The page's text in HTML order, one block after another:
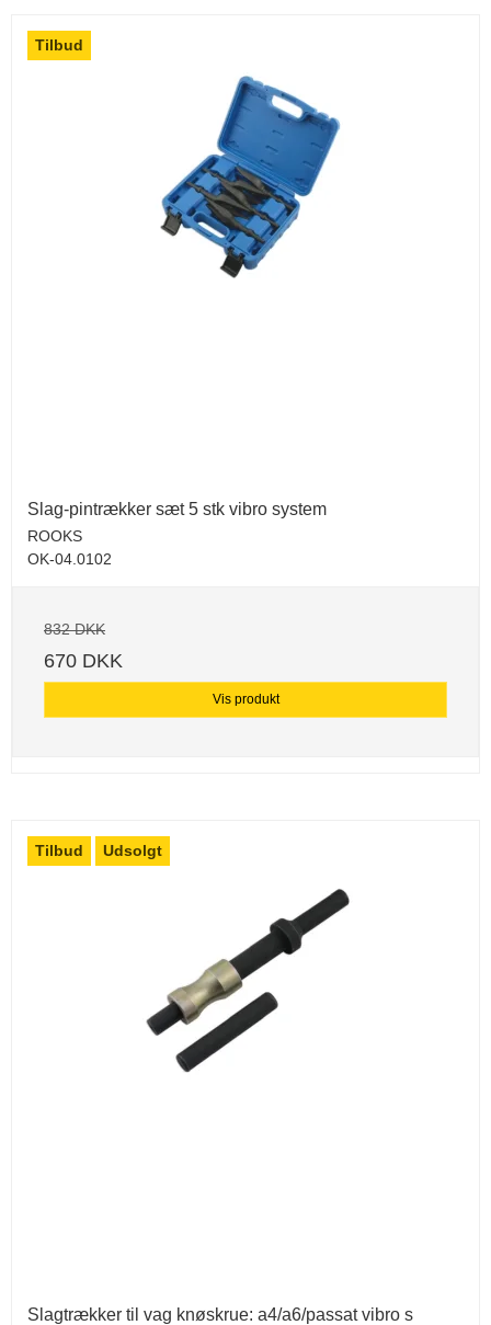
Tilbud
Slag-pintrækker sæt 5 stk vibro system
ROOKS
OK-04.0102
832 DKK
670 DKK
Vis produkt
Tilbud Udsolgt
Slagtrækker til vag knøskrue: a4/a6/passat vibro s